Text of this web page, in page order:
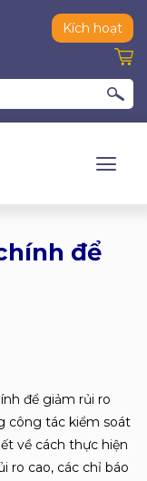
Kích hoạt
để
để giảm rủi ro
công tác kiểm soát
về cách thực hiện
ro cao, các chỉ báo